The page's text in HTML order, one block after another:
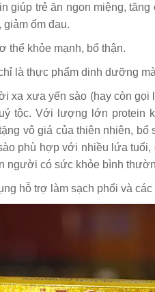
giúp trẻ ăn ngon miệng,
giảm ốm đau.
thể khỏe mạnh, bổ thận.
là thực phẩm dinh dưỡng
xa xưa yến sào (hay còn
tộc. Với lượng lớn protein
vô giá của thiên nhiên,
phù hợp với nhiều lứa
người có sức khỏe bình
hỗ trợ làm sạch phổi và